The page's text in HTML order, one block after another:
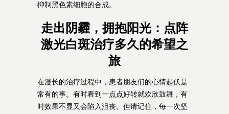
抑制黑色素细胞的合成。
走出阴霾，拥抱阳光：点阵
激光白斑治疗多久的希望之
旅
在漫长的治疗过程中，患者朋友们的心情起伏是
常有的事。有时看到一点点好转就欢欣鼓舞，有
时效果不显又会陷入沮丧。但请记住，每一次坚